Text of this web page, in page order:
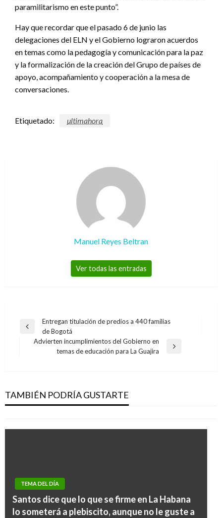
paramilitarismo en este punto”.
Hay que recordar que el pasado 6 de junio las
delegaciones del ELN y el Gobierno lograron acuerdos
en temas como la pedagogía y comunicación para la paz
y la formalización de la creación del Grupo de países de
apoyo, acompañamiento y cooperación a la mesa de
conversaciones.
Etiquetado: ultimahora
Manuel Reyes Beltran
Ver todas las entradas
Navegación
entradas
Entrada
anterior
Entregan titulación de predios a 440 familias
de Bogotá
Advierten incumplimientos del Gobierno en
temas de educación para La Guajira
TAMBIÉN PODRÍA GUSTARTE
trabajadoras domésticas durante la pandemia
Iván Briceño martes mayo 19, 2020
TEMA DEL DÍA
Santos dice que lo que se firme en La Habana
lo someterá a plebiscito, aunque no le guste a